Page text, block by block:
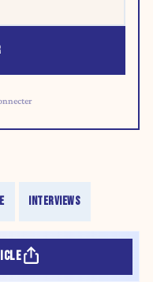
INTERVIEWS